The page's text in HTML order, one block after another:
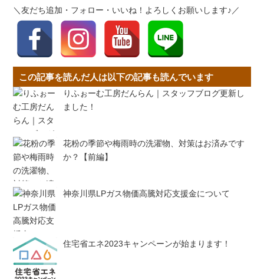
＼友だち追加・フォロー・いいね！よろしくお願いします♪／
この記事を読んだ人は以下の記事も読んでいます
りふぉーむ工房だんらん｜スタッフブログ更新し
ました！
花粉の季節や梅雨時の洗濯物、対策はお済みです
か？【前編】
神奈川県LPガス物価高騰対応支援金について
住宅省エネ2023キャンペーンが始まります！